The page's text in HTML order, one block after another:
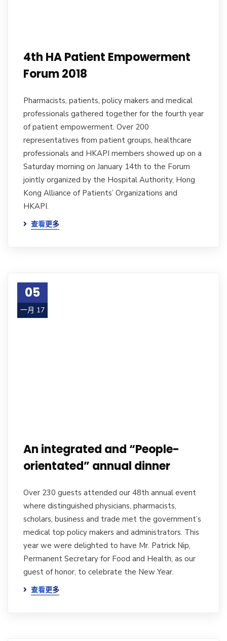
4th HA Patient Empowerment
Forum 2018
Pharmacists, patients, policy makers and medical
professionals gathered together for the fourth year
of patient empowerment. Over 200
representatives from patient groups, healthcare
professionals and HKAPI members showed up on a
Saturday morning on January 14th to the Forum
jointly organized by the Hospital Authority, Hong
Kong Alliance of Patients’ Organizations and
HKAPI.
查看更多
05
一月 17
An integrated and “People-
orientated” annual dinner
Over 230 guests attended our 48th annual event
where distinguished physicians, pharmacists,
scholars, business and trade met the government’s
medical top policy makers and administrators. This
year we were delighted to have Mr. Patrick Nip,
Permanent Secretary for Food and Health, as our
guest of honor, to celebrate the New Year.
查看更多